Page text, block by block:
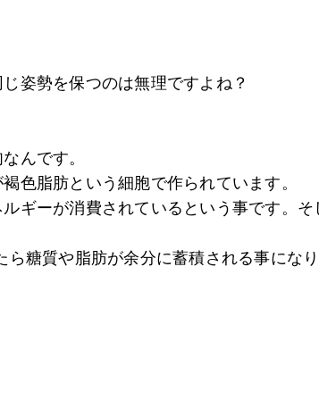
姿勢を保つのは無理ですよね？
んです。
色脂肪という細胞で作られています。
ギーが消費されているという事です。 そ
糖質や脂肪が余分に蓄積される事にな